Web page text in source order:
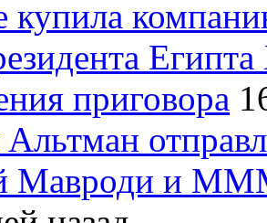
купила
приговора
Мавроди и